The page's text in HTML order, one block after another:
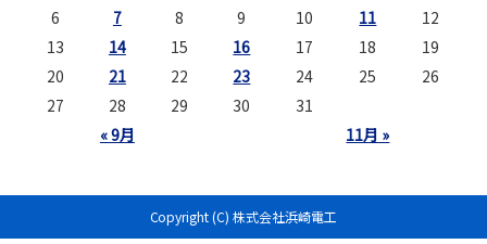
« 9月 11月 »
6
7 8 9 10 11
12
13
14 15 16 17 18
19
20
21 22 23 24 25
26
27
28 29 30 31
Copyright (C) 株式会社浜崎電工